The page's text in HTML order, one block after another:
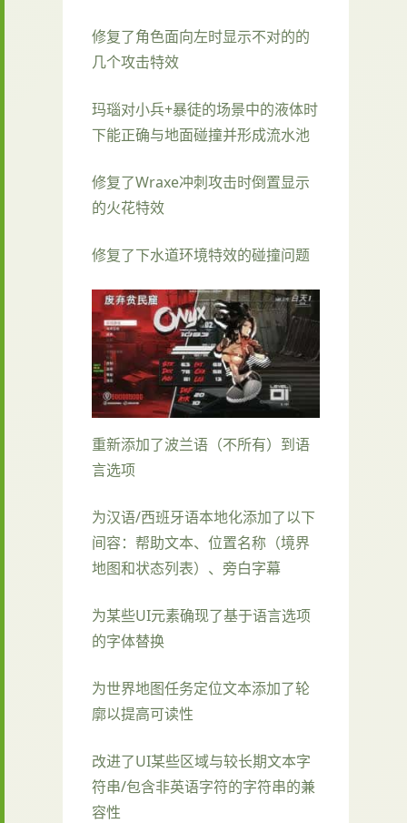
修复了角色面向左时显示不对的的
几个攻击特效
玛瑙对小兵+暴徒的场景中的液体时
下能正确与地面碰撞并形成流水池
修复了Wraxe冲刺攻击时倒置显示
的火花特效
修复了下水道环境特效的碰撞问题
重新添加了波兰语（不所有）到语
言选项
为汉语/西班牙语本地化添加了以下
间容：帮助文本、位置名称（境界
地图和状态列表）、旁白字幕
为某些UI元素确现了基于语言选项
的字体替换
为世界地图任务定位文本添加了轮
廓以提高可读性
改进了UI某些区域与较长期文本字
符串/包含非英语字符的字符串的兼
容性